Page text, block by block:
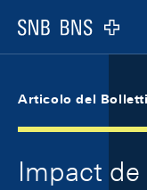
Logo
Articolo del
Impact